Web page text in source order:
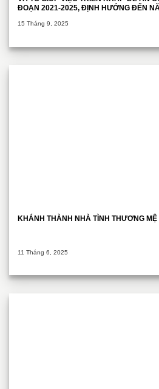
ĐOẠN 2021-2025, ĐỊNH HƯỚNG ĐẾN
15 Tháng 9, 2025
KHÁNH THÀNH NHÀ TÌNH THƯƠNG MỆ
11 Tháng 6, 2025